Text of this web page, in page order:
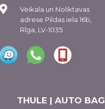
Veikala un Noliktavas
adrese Pildas iela 16b,
Rīga, LV-1035
THULE | AUTO